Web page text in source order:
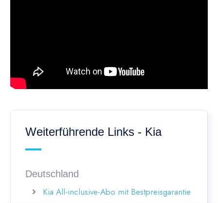
Weiterführende Links - Kia
Deutschland
Kia All-inclusive-Abo mit Bestpreisgarantie